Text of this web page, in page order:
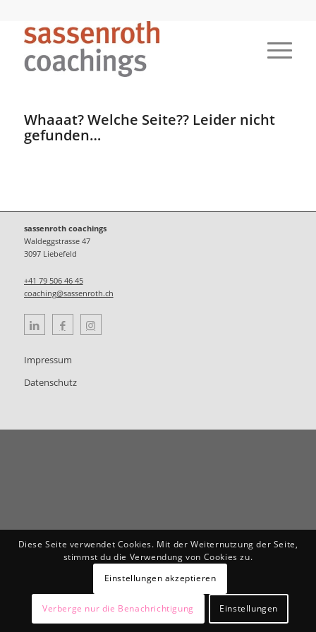
Whaaat? Welche Seite?? Leider nicht
gefunden…
sassenroth coachings
Waldeggstrasse 47
3097 Liebefeld
+41 79 506 46 45
coaching@sassenroth.ch
Impressum
Datenschutz
Diese Seite verwendet Cookies. Mit der Weiternutzung der Seite,
stimmst du die Verwendung von Cookies zu.
Einstellungen akzeptieren
Verberge nur die Benachrichtigung Einstellungen